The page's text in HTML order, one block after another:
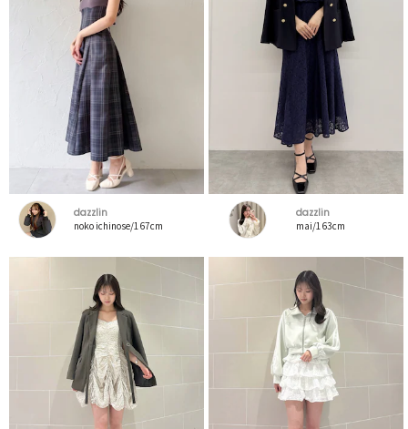
dazzlin
noko ichinose/167cm
dazzlin
mai/163cm